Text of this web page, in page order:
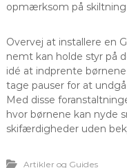
opmærksom på
Overvej at installere en
nemt kan holde styr på
idé at indprente
tage pauser for at
Med disse
hvor børnene kan nyde
skifærdigheder uden
Artikler og Guides